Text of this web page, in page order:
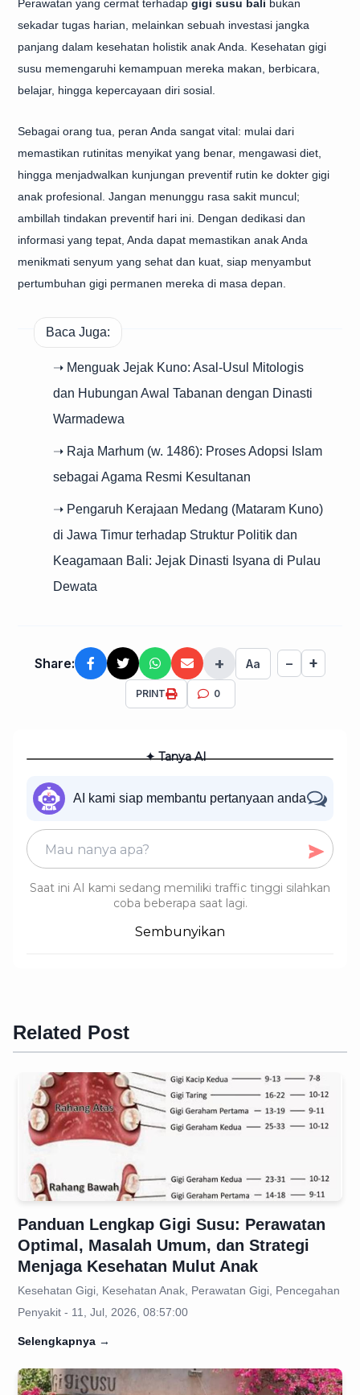
Perawatan yang cermat terhadap gigi susu bali bukan
sekadar tugas harian, melainkan sebuah investasi jangka
panjang dalam kesehatan holistik anak Anda. Kesehatan gigi
susu memengaruhi kemampuan mereka makan, berbicara,
belajar, hingga kepercayaan diri sosial.
Sebagai orang tua, peran Anda sangat vital: mulai dari
memastikan rutinitas menyikat yang benar, mengawasi diet,
hingga menjadwalkan kunjungan preventif rutin ke dokter gigi
anak profesional. Jangan menunggu rasa sakit muncul;
ambillah tindakan preventif hari ini. Dengan dedikasi dan
informasi yang tepat, Anda dapat memastikan anak Anda
menikmati senyum yang sehat dan kuat, siap menyambut
pertumbuhan gigi permanen mereka di masa depan.
Baca Juga:
➝ Menguak Jejak Kuno: Asal-Usul Mitologis
dan Hubungan Awal Tabanan dengan Dinasti
Warmadewa
➝ Raja Marhum (w. 1486): Proses Adopsi Islam
sebagai Agama Resmi Kesultanan
➝ Pengaruh Kerajaan Medang (Mataram Kuno)
di Jawa Timur terhadap Struktur Politik dan
Keagamaan Bali: Jejak Dinasti Isyana di Pulau
Dewata
Share: + Aa − +
PRINT 0
✦ Tanya AI
AI kami siap membantu pertanyaan anda
Saat ini AI kami sedang memiliki traffic tinggi silahkan
coba beberapa saat lagi.
Sembunyikan
Related Post
Panduan Lengkap Gigi Susu: Perawatan
Optimal, Masalah Umum, dan Strategi
Menjaga Kesehatan Mulut Anak
Kesehatan Gigi, Kesehatan Anak, Perawatan Gigi, Pencegahan
Penyakit - 11, Jul, 2026, 08:57:00
Selengkapnya →